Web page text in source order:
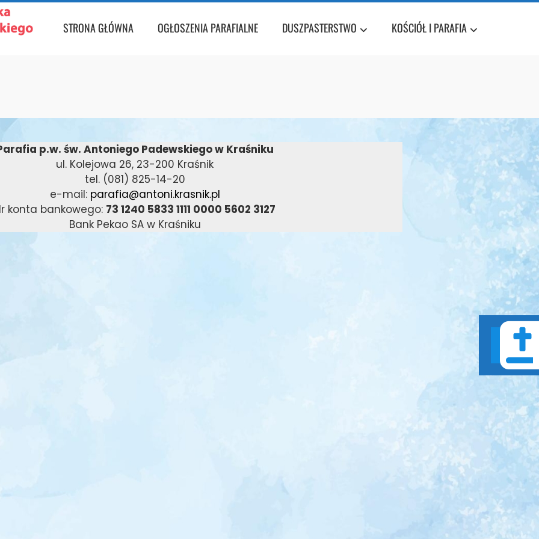
STRONA GŁÓWNA OGŁOSZENIA PARAFIALNE DUSZPASTERSTWO KOŚCIÓŁ I PARAFIA
p.w. św. Antoniego Padewskiego w Kraśniku
ul. Kolejowa 26, 23-200 Kraśnik
tel. (081) 825-14-20
e-mail: parafia@antoni.krasnik.pl
konta bankowego: 73 1240 5833 1111 0000 5602 3127
Bank Pekao SA w Kraśniku